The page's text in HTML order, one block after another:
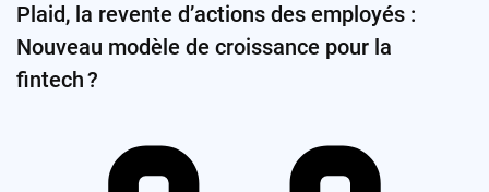
Plaid, la revente d’actions des employés :
Nouveau modèle de croissance pour la
fintech ?